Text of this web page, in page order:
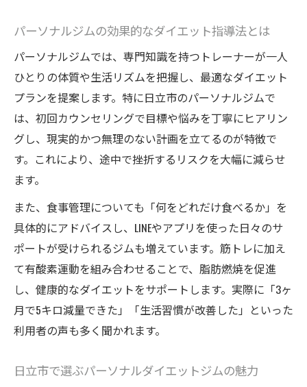
成功例
Trigger活用で3ヶ月間の体質改善に成功する
方法
ダイエット挫折経験者にも安心できるサポート
体制
挫折しがちなダイエットを支えるパーソナ
筋トレ初心者も続くジムの安心サポート体
制
Triggerで受けられるダイエットサポートと
は
悩みや不安も相談できるパーソナル指導の
メリット
リバウンド防止に役立つサポート事例を紹
健康的な体へ導く無理のない筋トレプラン
パーソナルジムの効果的なダイエット指導法とは
パーソナルジムでは、専門知識を持つトレーナーが一人
ひとりの体質や生活リズムを把握し、最適なダイエット
プランを提案します。特に日立市のパーソナルジムで
は、初回カウンセリングで目標や悩みを丁寧にヒアリン
グし、現実的かつ無理のない計画を立てるのが特徴で
す。これにより、途中で挫折するリスクを大幅に減らせ
ます。
また、食事管理についても「何をどれだけ食べるか」を
具体的にアドバイスし、LINEやアプリを使った日々のサ
ポートが受けられるジムも増えています。筋トレに加え
て有酸素運動を組み合わせることで、脂肪燃焼を促進
し、健康的なダイエットをサポートします。実際に「3ヶ
月で5キロ減量できた」「生活習慣が改善した」といった
利用者の声も多く聞かれます。
日立市で選ぶパーソナルダイエットジムの魅力